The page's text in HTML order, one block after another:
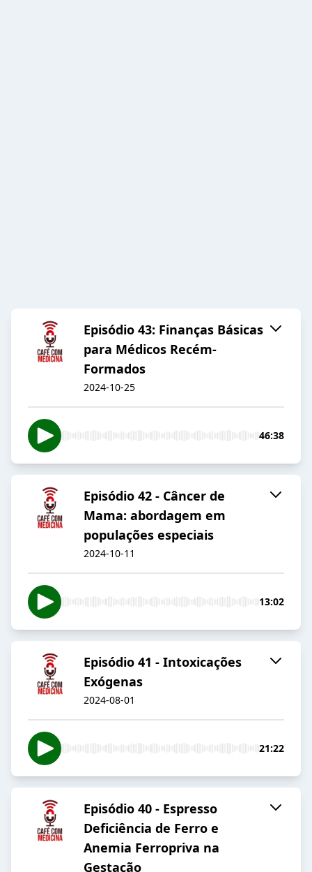
Episódio 43: Finanças Básicas
para Médicos Recém-
Formados
2024-10-25
46:38
Episódio 42 - Câncer de
Mama: abordagem em
populações especiais
2024-10-11
13:02
Episódio 41 - Intoxicações
Exógenas
2024-08-01
21:22
Episódio 40 - Espresso
Deficiência de Ferro e
Anemia Ferropriva na
Gestação